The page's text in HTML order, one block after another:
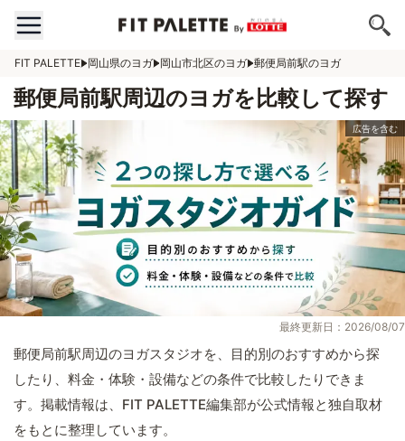
FIT PALETTE 岡山県のヨガ 岡山市北区のヨガ 郵便局前駅のヨガ
郵便局前駅周辺のヨガを比較して探す
最終更新日：2026/08/07
郵便局前駅周辺のヨガスタジオを、目的別のおすすめから探
したり、料金・体験・設備などの条件で比較したりできま
す。掲載情報は、FIT PALETTE編集部が公式情報と独自取材
をもとに整理しています。